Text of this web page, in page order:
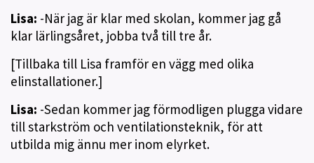
Lisa: -När jag är klar med skolan, kommer jag gå
klar lärlingsåret, jobba två till tre år.
[Tillbaka till Lisa framför en vägg med olika
elinstallationer.]
Lisa: -Sedan kommer jag förmodligen plugga vidare
till starkström och ventilationsteknik, för att
utbilda mig ännu mer inom elyrket.